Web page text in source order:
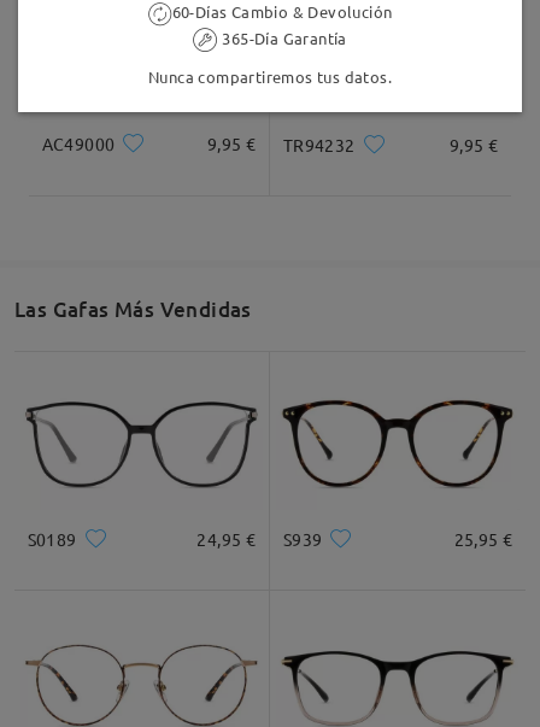
AC49000 9,95 € TR94232 9,95 €
Las Gafas Más Vendidas
S0189 24,95 € S939 25,95 €
60-Días Cambio & Devolución
365-Día Garantía
Nunca compartiremos tus datos.